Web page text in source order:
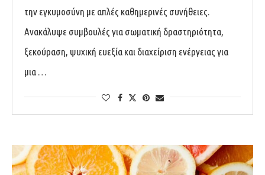
την εγκυμοσύνη με απλές καθημερινές συνήθειες.
Ανακάλυψε συμβουλές για σωματική δραστηριότητα,
ξεκούραση, ψυχική ευεξία και διαχείριση ενέργειας για
μια …